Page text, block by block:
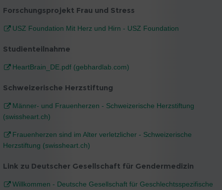
Forschungsprojekt Frau und Stress
USZ Foundation Mit Herz und Hirn - USZ Foundation
Studienteilnahme
HeartBrain_DE.pdf (gebhardlab.com)
Schweizerische Herzstiftung
Männer- und Frauenherzen - Schweizerische Herzstiftung
(swissheart.ch)
Frauenherzen sind im Alter verletzlicher - Schweizerische
Herzstiftung (swissheart.ch)
Link zu Deutscher Gesellschaft für Gendermedizin
Willkommen - Deutsche Gesellschaft für Geschlechtsspezifische